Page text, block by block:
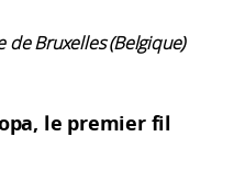
de Bruxelles (Belgique)
le premier fil